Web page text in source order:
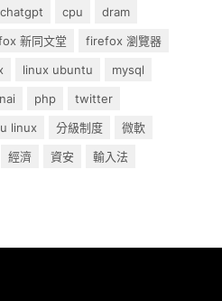
chatgpt cpu
dram
新同文堂
firefox 瀏覽器
linux ubuntu
mysql
php
twitter
linux 分級制度
微軟
經濟 資安 輸入法